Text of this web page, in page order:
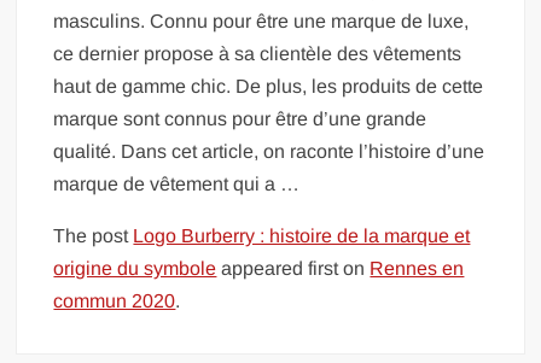
masculins. Connu pour être une marque de luxe,
ce dernier propose à sa clientèle des vêtements
haut de gamme chic. De plus, les produits de cette
marque sont connus pour être d’une grande
qualité. Dans cet article, on raconte l’histoire d’une
marque de vêtement qui a …
The post Logo Burberry : histoire de la marque et
origine du symbole appeared first on Rennes en
commun 2020.